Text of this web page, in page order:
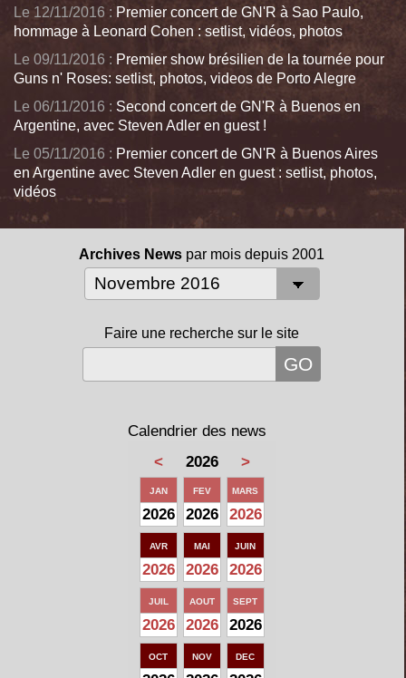
Le 12/11/2016 : Premier concert de GN'R à Sao Paulo,
hommage à Leonard Cohen : setlist, vidéos, photos
Le 09/11/2016 : Premier show brésilien de la tournée pour
Guns n' Roses: setlist, photos, videos de Porto Alegre
Le 06/11/2016 : Second concert de GN'R à Buenos en
Argentine, avec Steven Adler en guest !
Le 05/11/2016 : Premier concert de GN'R à Buenos Aires
en Argentine avec Steven Adler en guest : setlist, photos,
vidéos
Archives News par mois depuis 2001
Faire une recherche sur le site
Calendrier des news
<
2026 >
JAN
2026
FEV
2026
MARS
2026
AVR
2026
MAI
2026
JUIN
2026
JUIL
2026
AOUT
2026
SEPT
2026
OCT NOV DEC